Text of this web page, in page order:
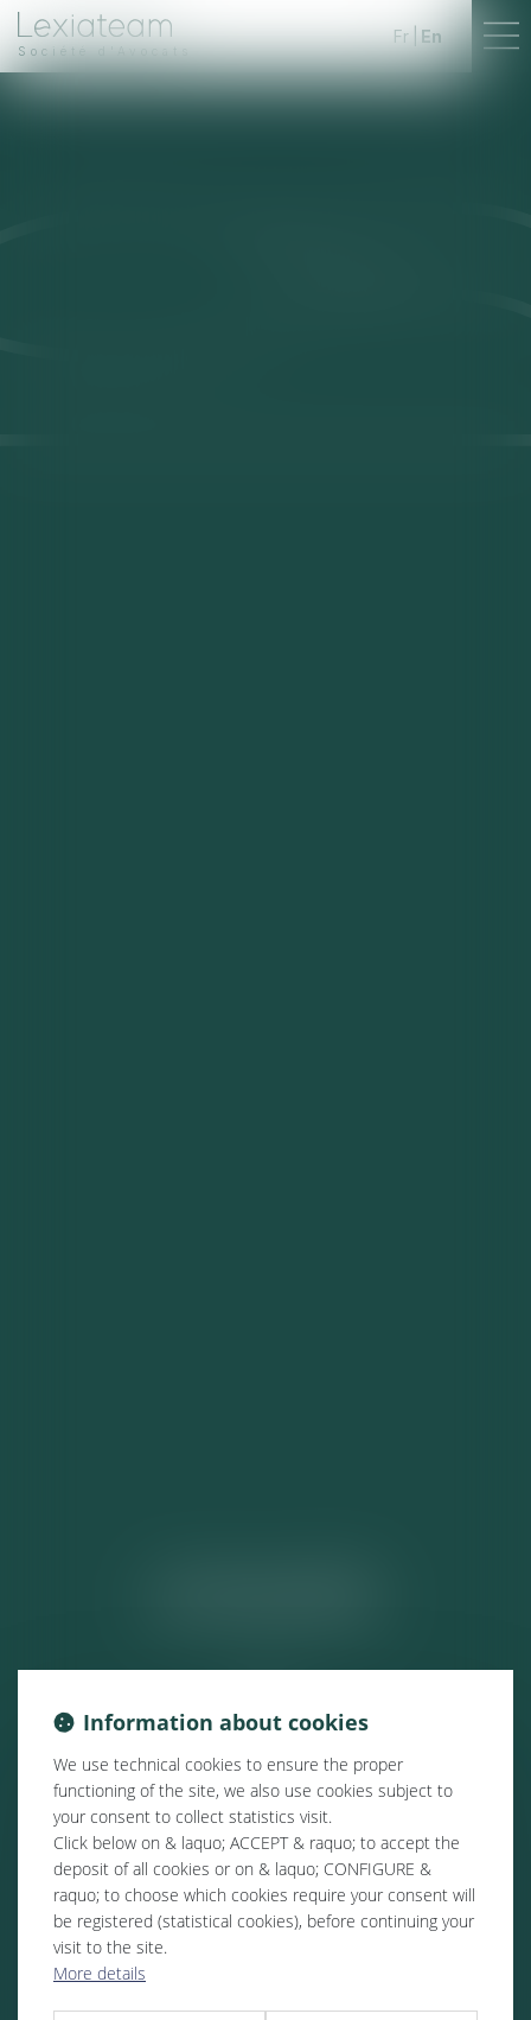
Société d'Avocats
Fr En
Information about cookies
We use technical cookies to ensure the proper
functioning of the site, we also use cookies subject to
your consent to collect statistics visit.
Click below on & laquo; ACCEPT & raquo; to accept the
deposit of all cookies or on & laquo; CONFIGURE &
raquo; to choose which cookies require your consent will
be registered (statistical cookies), before continuing your
visit to the site.
More details